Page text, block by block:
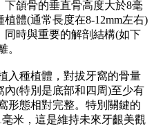
頜骨的垂直骨高度大於8毫
體(通常長度在8-12mm左右)
時與重要的解剖結構(如下
。
種植體，對拔牙窩的骨量
(特別是底部和四周)至少有
形態相對完整。特別關鍵的
米，這是維持未來牙齦美觀